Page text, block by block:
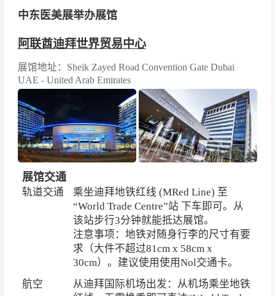
中东医美展举办展馆
阿联酋迪拜世界贸易中心
展馆地址：Sheik Zayed Road Convention Gate Dubai
UAE - United Arab Emirates
展馆交通
轨道交通
乘坐迪拜地铁红线 (MRed Line) 至
“World Trade Centre”站 下车即可。从
该站步行3分钟就能抵达展馆。
注意事项：地铁对随身行李的尺寸有要
求（大件不超过81cm x 58cm x
30cm）。建议使用使用Nol交通卡。
航空
从迪拜国际机场出发：从机场乘坐地铁